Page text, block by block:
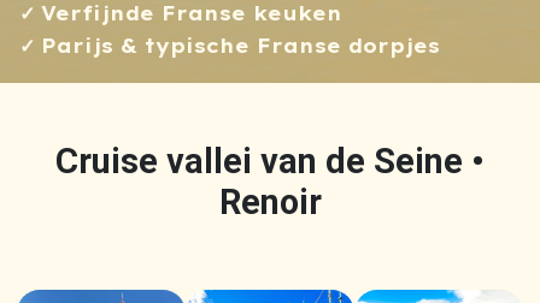
Verfijnde Franse keuken
Parijs & typische Franse dorpjes
Cruise vallei van de Seine •
Renoir